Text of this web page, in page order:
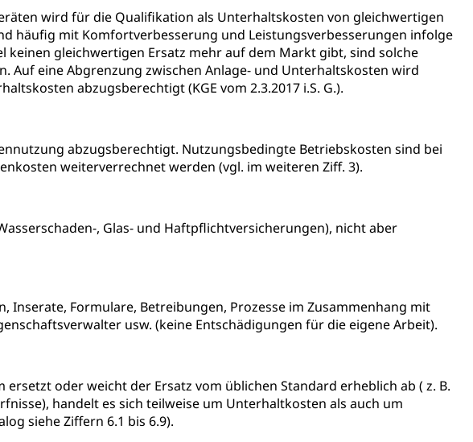
wird für die Qualifikation als Unterhaltskosten von gleichwertigen
häufig mit Komfortverbesserung und Leistungsverbesserungen infolge
keinen gleichwertigen Ersatz mehr auf dem Markt gibt, sind solche
Auf eine Abgrenzung zwischen Anlage- und Unterhaltskosten wird
abzugsberechtigt (KGE vom 2.3.2017 i.S. G.).
abzugsberechtigt. Nutzungsbedingte Betriebskosten sind bei
weiterverrechnet werden (vgl. im weiteren Ziff. 3).
, Glas- und Haftpflichtversicherungen), nicht aber
Inserate, Formulare, Betreibungen, Prozesse im Zusammenhang mit
usw. (keine Entschädigungen für die eigene Arbeit).
oder weicht der Ersatz vom üblichen Standard erheblich ab ( z. B.
handelt es sich teilweise um Unterhaltkosten als auch um
siehe Ziffern 6.1 bis 6.9).
Mediation
Strassenverkehrsamt
Beschwerdestelle Spitäler
vor Diskriminierung
Strafregisterauszug, Kriminalität
Jugendschutz
Umweltschutz